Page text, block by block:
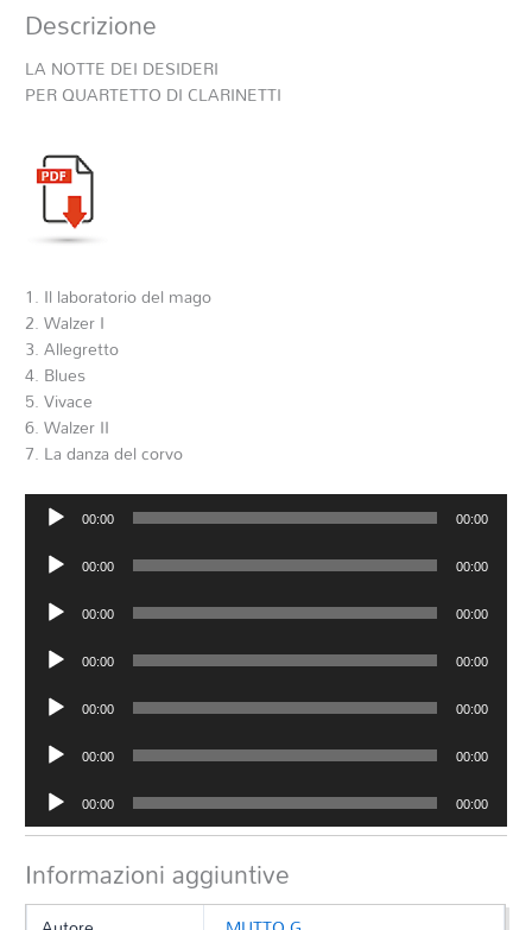
Descrizione
LA NOTTE DEI DESIDERI
PER QUARTETTO DI CLARINETTI
1. Il laboratorio del mago
2. Walzer I
3. Allegretto
4. Blues
5. Vivace
6. Walzer II
7. La danza del corvo
Audio
Player
00:00 00:00
Audio
Player
00:00 00:00
Audio
Player
00:00 00:00
Audio
Player
00:00 00:00
Audio
Player
00:00 00:00
Audio
Player
00:00 00:00
Audio
Player
00:00 00:00
Informazioni aggiuntive